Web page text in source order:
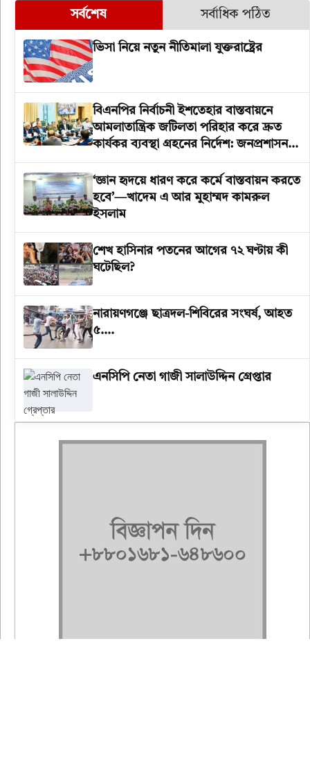
সর্বশেষ সর্বাধিক পঠিত
ভিসা নিয়ে নতুন নীতিমালা যুক্তরাষ্ট্রের
বিএনপির নির্বাচনী ইশতেহার বাস্তবায়নে
আমলাতান্ত্রিক জটিলতা পরিহার করে দ্রুত
কার্যকর ব্যবস্থা গ্রহনের নির্দেশ: জনপ্রশাসন
উপদেষ্টা
‘জ্ঞান হৃদয়ে ধারণ করে কর্মে বাস্তবায়ন করতে
হবে’—খাদেম এ আর মুহাম্মদ কামরুল
ইসলাম
শেখ হাসিনার পতনের আগের ৭২ ঘণ্টায় কী
ঘটেছিল?
‎নারায়ণগঞ্জে ছাত্রদল-শিবিরের সংঘর্ষ, আহত
৫….
এনসিপি নেতা গাজী সালাউদ্দিন গ্রেপ্তার